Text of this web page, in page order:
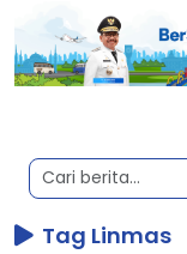
Kota
Tangerang
Tag Linmas